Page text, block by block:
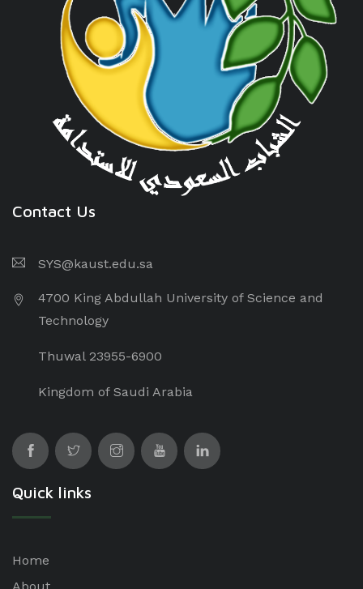
Contact Us
SYS@kaust.edu.sa
4700 King Abdullah University of Science and
Technology
Thuwal 23955-6900
Kingdom of Saudi Arabia
Quick links
Home